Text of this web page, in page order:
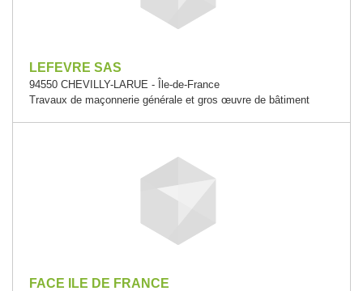
LEFEVRE SAS
94550 CHEVILLY-LARUE - Île-de-France
Travaux de maçonnerie générale et gros œuvre de bâtiment
FACE ILE DE FRANCE